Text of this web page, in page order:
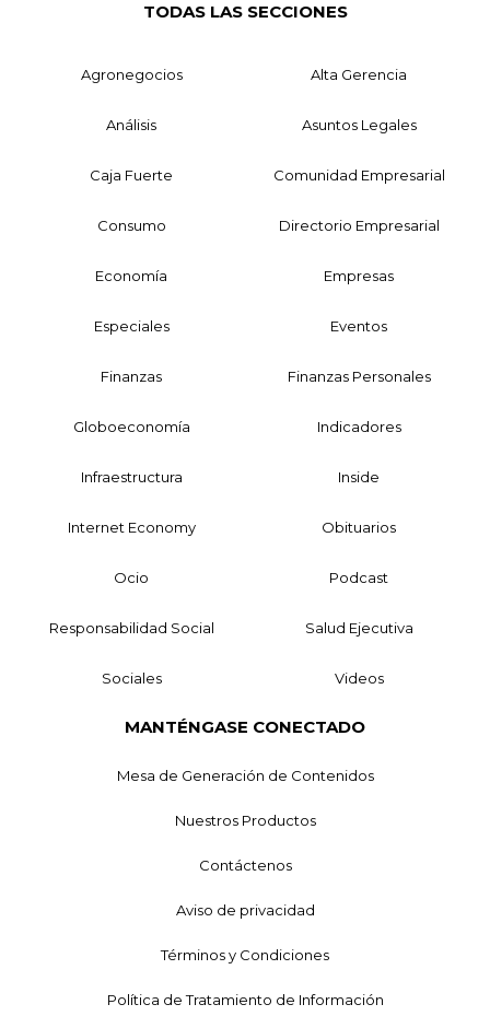
TODAS LAS SECCIONES
Agronegocios Alta Gerencia
Análisis Asuntos Legales
Caja Fuerte Comunidad Empresarial
Consumo Directorio Empresarial
Economía Empresas
Especiales Eventos
Finanzas Finanzas Personales
Globoeconomía Indicadores
Infraestructura Inside
Internet Economy Obituarios
Ocio Podcast
Responsabilidad Social Salud Ejecutiva
Sociales Videos
MANTÉNGASE CONECTADO
Mesa de Generación de Contenidos
Nuestros Productos
Contáctenos
Aviso de privacidad
Términos y Condiciones
Política de Tratamiento de Información